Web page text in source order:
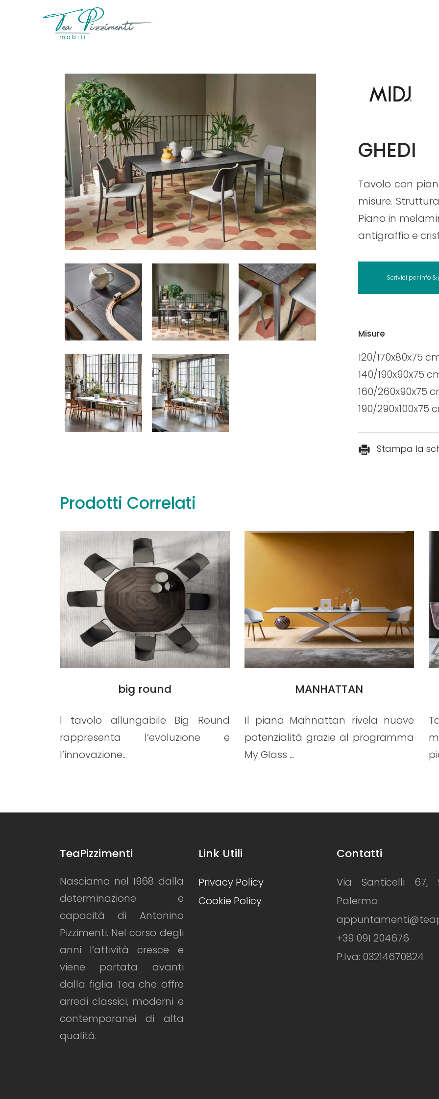
GHEDI
Tavolo con
misure.
Piano in
antigraffio e
Scrivici per info &
Misure
120/170x80x75
140/190x90x75
160/260x90x75
190/290x100x75
Stampa la
Prodotti Correlati
MANHATTAN
Il piano Mahnattan rivela nuove
potenzialità grazie al programma
My Glass ...
Leggi tutto
TAURUS 180
Tavolo fisso con struttura in
metallo verniciato o spazzolato e
piano in la...
Leggi tutto
TeaPizzimenti
Nasciamo nel 1968 dalla
determinazione e
capacità di Antonino
Pizzimenti. Nel corso degli
anni l’attività cresce e
viene portata avanti
dalla figlia Tea che offre
arredi classici, moderni e
contemporanei di alta
qualità.
Link Utili
Privacy Policy
Cookie Policy
Contatti
Via Santicelli 67,
Palermo
+39 091 204676
P.Iva: 03214670824